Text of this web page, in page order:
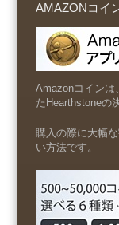
AMAZONコイ
Amazonコインは
たHearthstoneの
購入の際に大幅
い方法です。